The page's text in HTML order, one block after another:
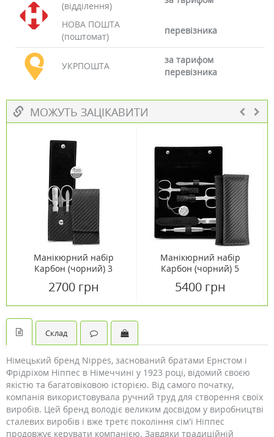
(відділення)
НОВА ПОШТА
(поштомат)
перевізника
УКРПОШТА
за тарифом
перевізника
МОЖУТЬ ЗАЦІКАВИТИ
Манікюрний набір
Карбон (чорний) 3
2700 грн
Манікюрний набір
Карбон (чорний) 5
5400 грн
Склад
Німецький бренд Nippes, заснований братами Ернстом і
Фрідріхом Ніппес в Німеччині у 1923 році, відомий своєю
якістю та багатовіковою історією. Від самого початку,
компанія використовувала ручний труд для створення своїх
виробів. Цей бренд володіє великим досвідом у виробництві
сталевих виробів і вже третє покоління сім'ї Ніппес
продовжує керувати компанією. Завдяки традиційній